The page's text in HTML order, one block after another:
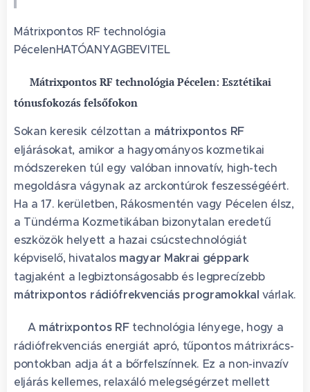
Mátrixpontos RF technológia
PécelenHATÓANYAGBEVITEL
⚡ Mátrixpontos RF technológia Pécelen: Esztétikai
tónusfokozás felsőfokon
Sokan keresik célzottan a mátrixpontos RF
eljárásokat, amikor a hagyományos kozmetikai
módszereken túl egy valóban innovatív, high-tech
megoldásra vágynak az arckontúrok feszességéért.
Ha a 17. kerületben, Rákosmentén vagy Pécelen élsz,
a Tündérma Kozmetikában bizonytalan eredetű
eszközök helyett a hazai csúcstechnológiát
képviselő, hivatalos magyar Makrai géppark
tagjaként a legbiztonságosabb és legprecízebb
mátrixpontos rádiófrekvenciás programokkal várlak.
🔬A mátrixpontos RFtechnológia lényege, hogy a
rádiófrekvenciás energiát apró, tűpontos mátrixrács-
pontokban adja át a bőrfelszínnek. Ez a non-invazív
eljárás kellemes, relaxáló melegségérzet mellett